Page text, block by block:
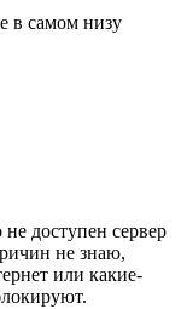
в самом низу
доступен сервер
не знаю,
или какие-